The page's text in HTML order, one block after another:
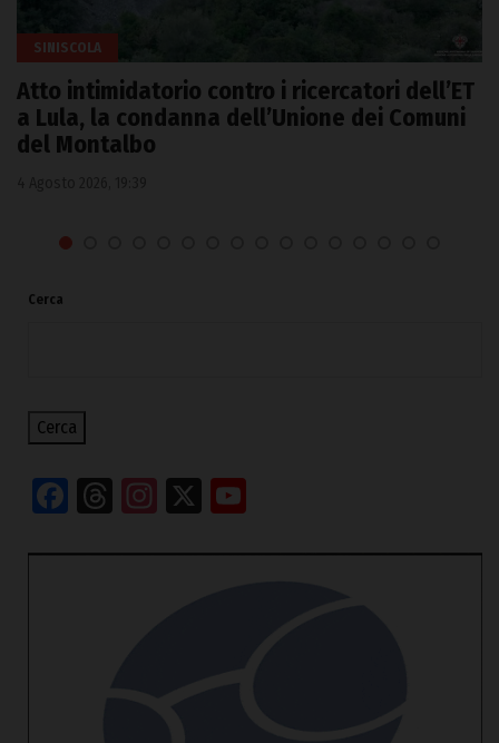
SINISCOLA
Atto intimidatorio contro i ricercatori dell’ET
a Lula, la condanna dell’Unione dei Comuni
del Montalbo
Cerca
Cerca
Facebook
Threads
Instagram
X